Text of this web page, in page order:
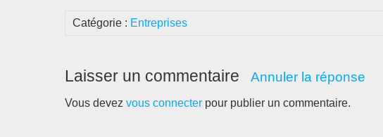
Catégorie : Entreprises
Laisser un commentaire Annuler la réponse
Vous devez vous connecter pour publier un commentaire.